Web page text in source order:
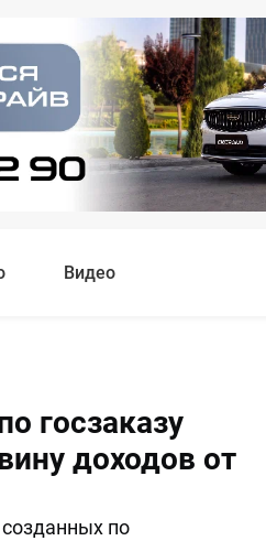
Видео
госзаказу
доходов от
по